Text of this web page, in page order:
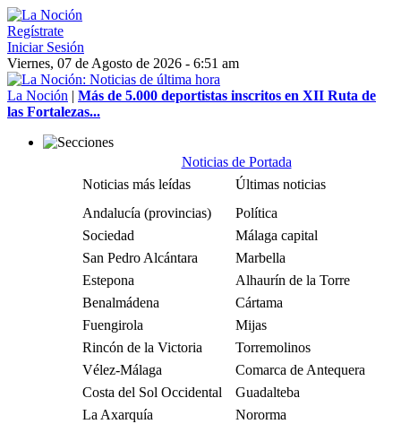
Regístrate
Iniciar Sesión
Viernes, 07 de Agosto de 2026 - 6:51 am
La Noción | Más de 5.000 deportistas inscritos en XII Ruta de
las Fortalezas...
Noticias de Portada
Noticias más leídas
Últimas noticias
Andalucía (provincias)
Política
Sociedad
Málaga capital
San Pedro Alcántara
Marbella
Estepona
Alhaurín de la Torre
Benalmádena
Cártama
Fuengirola
Mijas
Rincón de la Victoria
Torremolinos
Vélez-Málaga
Comarca de Antequera
Costa del Sol Occidental
Guadalteba
La Axarquía
Nororma